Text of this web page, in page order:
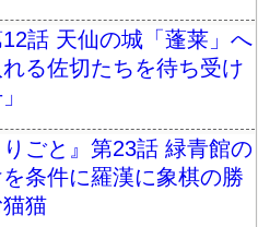
12話 天仙の城「蓬莱」へ
る佐切たちを待ち受け
りごと』第23話 緑青館の
条件に羅漢に象棋の勝
猫